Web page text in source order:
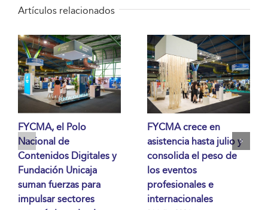
Artículos relacionados
FYCMA, el Polo
Nacional de
Contenidos Digitales y
Fundación Unicaja
suman fuerzas para
impulsar sectores
FYCMA crece en
asistencia hasta julio y
consolida el peso de
los eventos
profesionales e
internacionales